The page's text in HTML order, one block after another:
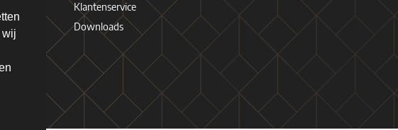
wij
Klantenservice
Downloads